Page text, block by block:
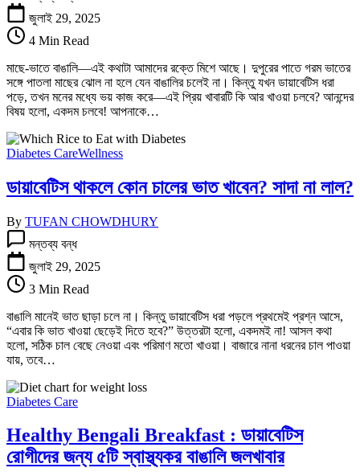
ডায়াবেটিস-
ফ্রেন্ডলি
বানানোর
তে
জুলাই 29, 2025
4 Min Read
মাছে-ভাতে বাঙালি—এই কথাটা আমাদের রক্তে মিশে আছে। দুপুরের পাতে গরম ভাতের
সঙ্গে পাতলা মাছের ঝোল না হলে যেন বাঙালির চলেই না। কিন্তু যখন ডায়াবেটিস ধরা
পড়ে, তখন মনের মধ্যে ভয় কাজ করে—এই প্রিয় খাবারটি কি আর খাওয়া চলবে? আনন্দের
বিষয় হলো, একদম চলবে! আপনাকে…
Diabetes CareWellness
ডায়াবেটিস থাকলে কোন চালের ভাত খাবেন? সাদা না লাল?
By TUFAN CHOWDHURY
থাকলে
কোন
চালের
ভাত
খাবেন?
সাদা
না
লাল?
তে
মন্তব্য বন্ধ
জুলাই 29, 2025
3 Min Read
বাঙালি মানেই ভাত ছাড়া চলে না। কিন্তু ডায়াবেটিস ধরা পড়লে প্রথমেই প্রশ্ন আসে,
“এবার কি ভাত খাওয়া ছেড়েই দিতে হবে?” উত্তরটা হলো, একদমই না! আসল কথা
হলো, সঠিক চাল বেছে নেওয়া এবং পরিমাণ মতো খাওয়া। বাজারে নানা ধরনের চাল পাওয়া
যায়, তবে…
Diabetes Care
Healthy Bengali Breakfast : ডায়াবেটিস
রোগীদের জন্য ৫টি স্বাস্থ্যকর বাঙালি জলখাবার